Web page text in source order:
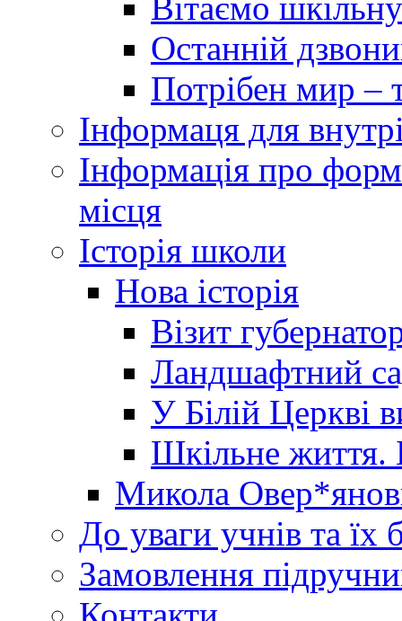
Останній
Потрібен мир –
Інформаця для
Інформація про
місця
Історія школи
Нова історія
Візит
Ландшафтний
У Білій Церкві
Шкільне життя.
Микола
До уваги учнів та їх
Замовлення